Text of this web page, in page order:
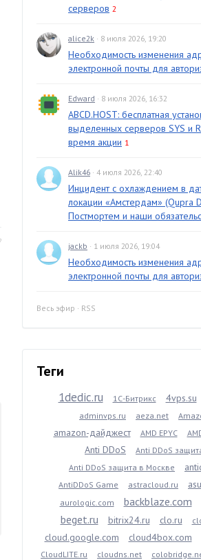
серверов 2
alice2k · 8 июля 2026, 19:20
Необходимость изменения
электронной почты для
Edward · 8 июля 2026, 16:32
ABCD.HOST: бесплатная
выделенных серверов SYS и
время акции 1
Alik46 · 4 июля 2026, 22:40
Инцидент с охлаждением в
локации «Амстердам» (Qupra
Постмортем и наши
jackb · 1 июля 2026, 19:04
Необходимость изменения
электронной почты для
Весь эфир · RSS
Теги
1dedic.ru 1С-Битрикс 4vps.su
adminvps.ru
aeza.net
amazon-дайджест AMD EPYC
Anti DDoS
Anti DDoS
Anti DDoS защита в Москве
AntiDDoS Game astracloud.ru
aurologic.com backblaze.com
beget.ru bitrix24.ru clo.ru
cloud.google.com cloud4box.com
CloudLITE.ru cloudns.net